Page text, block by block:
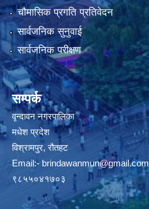
चौमासिक प्रगति प्रतिवेदन
सार्वजनिक सुनुवाई
सार्वजनिक परीक्षण
सम्पर्क
वृन्दावन नगरपालिका
मधेश प्रदेश
विश्रामपुर, रौतहट
Email:- brindawanmun@gmail.com
९८५५०४१७०३